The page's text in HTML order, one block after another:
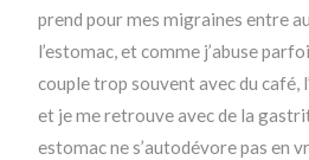
prend pour mes migraines entre
l’estomac, et comme j’abuse
couple trop souvent avec du café,
et je me retrouve avec de la
estomac ne s’autodévore pas en